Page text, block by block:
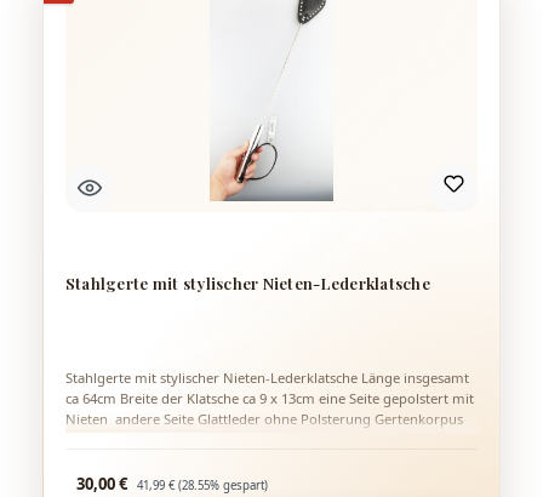
Stahlgerte mit stylischer Nieten-Lederklatsche
Stahlgerte mit stylischer Nieten-Lederklatsche Länge insgesamt
ca 64cm Breite der Klatsche ca 9 x 13cm eine Seite gepolstert mit
Nieten andere Seite Glattleder ohne Polsterung Gertenkorpus
30,00 € Regulärer Preis:
41,99 € (28.55% gespart)